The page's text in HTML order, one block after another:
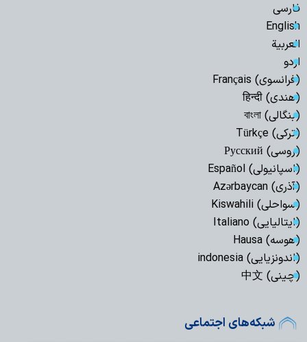
فارسی
English
العربیة
اردو
(فرانسوی) Français
(هندی) हिन्दी
(بنگالی) বাংলা
(ترکی) Türkçe
(روسی) Русский
(اسپانیولی) Español
(آذری) Azərbaycan
(سواحلی) Kiswahili
(ایتالیایی) Italiano
(هوسه) Hausa
(اندونزیایی) indonesia
(چینی) 中文
شبکه‌های اجتماعی